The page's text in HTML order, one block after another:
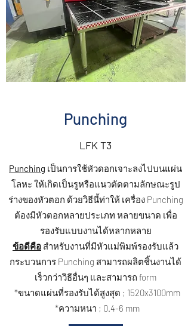
Punching
LFK T3
Punching เป็นการใช้หัวดอกเจาะลงไปบนแผ่น
โลหะ ให้เกิดเป็นรูหรือแนวตัดตามลักษณะรูป
ร่างของหัวตอก ด้วยวิธีนี้ท่าให้ เครื่อง Punching
ต้องมีหัวตอกหลายประเภท หลายขนาด เพื่อ
รองรับแบบงานได้หลากหลาย
ข้อดีคือ สําหรับงานที่มีหัวแม่พิมพ์รองรับแล้ว
กระบวนการ Punching สามารถผลิตชิ้นงานได้
เร็วกว่าวิธีอื่นๆ และสามารถ form
*ขนาดแผ่นที่รองรับได้สูงสุด ; 1520x3100mm
*ความหนา ; 0.4-6 mm